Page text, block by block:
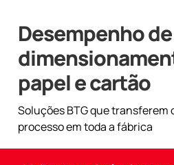
Desempenho de
papel e cartão
Soluções BTG que transferem
processo em toda a fábrica